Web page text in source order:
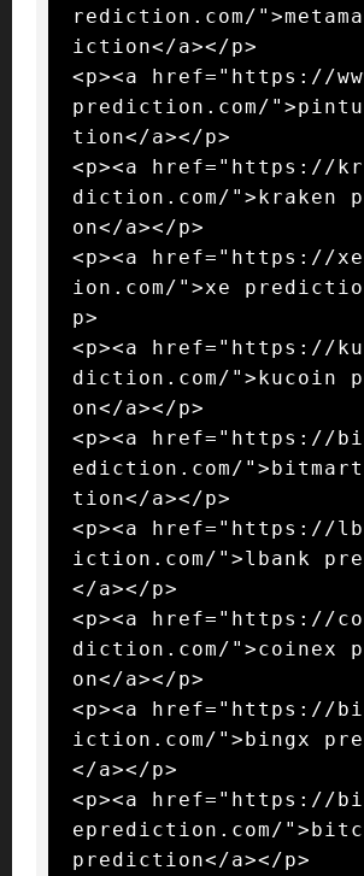
rediction.com/
iction</a></p>
<p><a href="https://
prediction.com/
tion</a></p>
<p><a href="https://
diction.com/">kraken
on</a></p>
<p><a href="https://
ion.com/">xe
p>
<p><a href="https://
diction.com/">kucoin
on</a></p>
<p><a href="https://
ediction.com/
tion</a></p>
<p><a href="https://
iction.com/">lbank
</a></p>
<p><a href="https://
diction.com/">coinex
on</a></p>
<p><a href="https://
iction.com/">bingx
</a></p>
<p><a href="https://
eprediction.com/
prediction</a></p>